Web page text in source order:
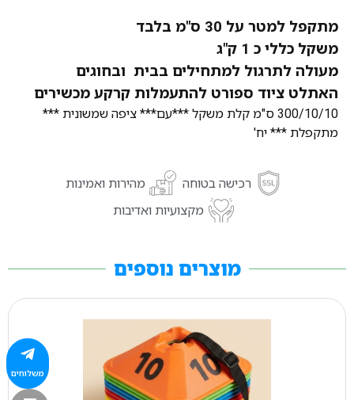
מתקפל למטר על 30 ס"מ בלבד
משקל כללי כ 1 ק"ג
מעולה לתרגול למתחילים בבית ובחוגים
האתלט ציוד ספורט להתעמלות קרקע מכשירים
300/10/10 ס"מ קלת משקל ***עם*** ציפה שמשונית ***
מתקפלת *** יח'
רכישה בטוחה
מהירות ואמינות
מקצועיות ואדיבות
מוצרים נוספים
משלוחים